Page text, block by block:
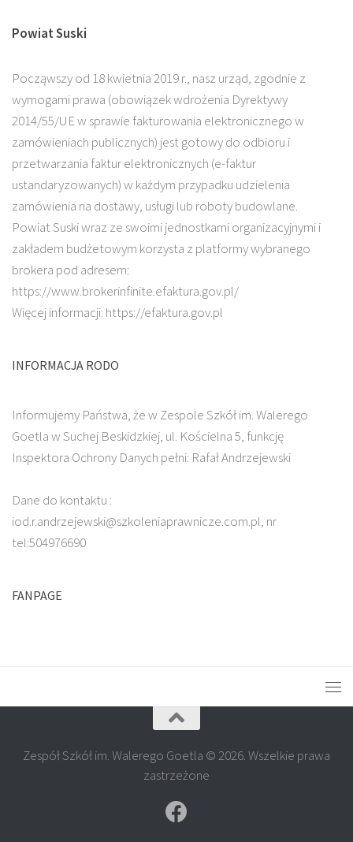
Powiat Suski
Począwszy od 18 kwietnia 2019 r., nasz urząd, zgodnie z
wymogami prawa (obowiązek wdrożenia Dyrektywy
2014/55/UE w sprawie fakturowania elektronicznego w
zamówieniach publicznych) jest gotowy do odbioru i
przetwarzania faktur elektronicznych (e-faktur
ustandaryzowanych) w każdym przypadku udzielenia
zamówienia na dostawy, usługi lub roboty budowlane.
Powiat Suski wraz ze swoimi jednostkami organizacyjnymi i
zakładem budżetowym korzysta z platformy wybranego
brokera pod adresem:
https://www.brokerinfinite.efaktura.gov.pl/
Więcej informacji: https://efaktura.gov.pl
INFORMACJA RODO
Informujemy Państwa, że w Zespole Szkół im. Walerego
Goetla w Suchej Beskidzkiej, ul. Kościelna 5, funkcję
Inspektora Ochrony Danych pełni: Rafał Andrzejewski
Dane do kontaktu :
iod.r.andrzejewski@szkoleniaprawnicze.com.pl, nr
tel:504976690
FANPAGE
Zespół Szkół im. Walerego Goetla © 2026. Wszelkie prawa
zastrzeżone